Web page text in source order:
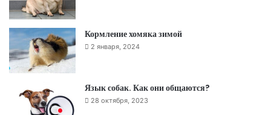
Кормление хомяка зимой
2 января, 2024
Язык собак. Как они общаются?
28 октября, 2023